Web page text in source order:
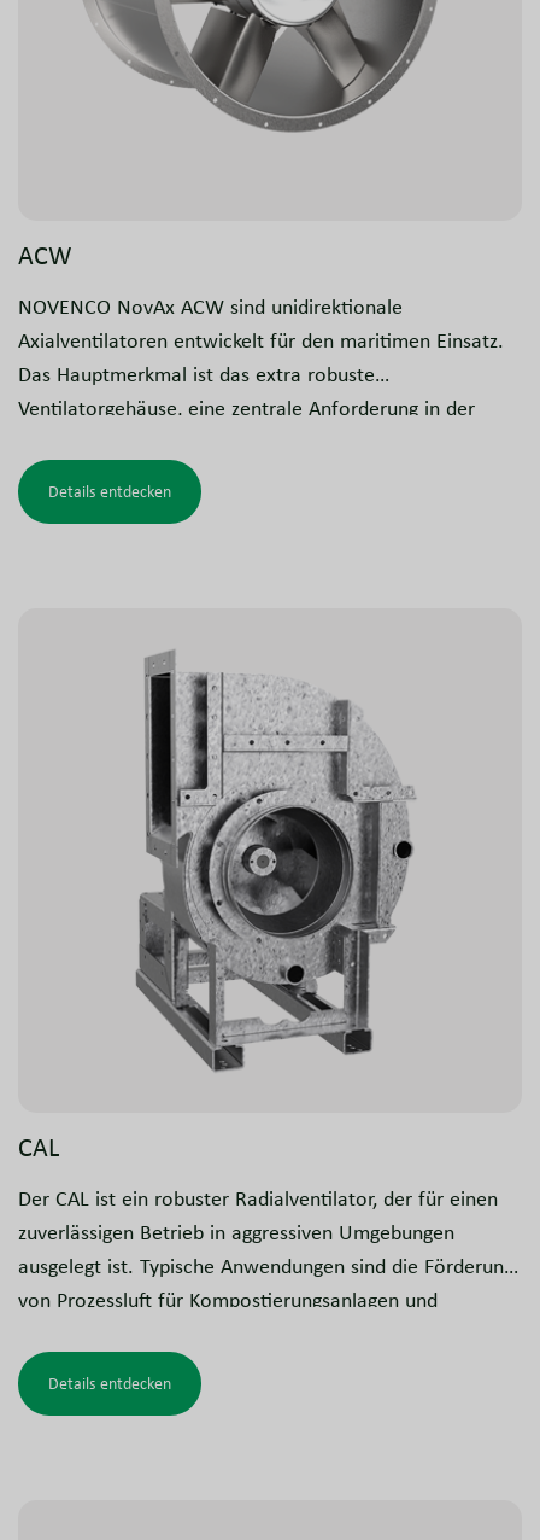
ACW
NOVENCO NovAx ACW sind unidirektionale
Axialventilatoren entwickelt für den maritimen Einsatz.
Das Hauptmerkmal ist das extra robuste
Ventilatorgehäuse, eine zentrale Anforderung in der
raue und anspruchsvolle Betriebsbedingungen geeignet
ist.
Details entdecken
CAL
Der CAL ist ein robuster Radialventilator, der für einen
zuverlässigen Betrieb in aggressiven Umgebungen
ausgelegt ist. Typische Anwendungen sind die Förderung
von Prozessluft für Kompostierungsanlagen und
Details entdecken